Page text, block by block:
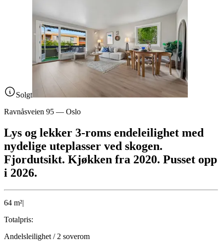
Solgt
Ravnåsveien 95 — Oslo
Lys og lekker 3-roms endeleilighet med
nydelige uteplasser ved skogen.
Fjordutsikt. Kjøkken fra 2020. Pusset opp
i 2026.
64 m²|
Totalpris:
Andelsleilighet / 2 soverom